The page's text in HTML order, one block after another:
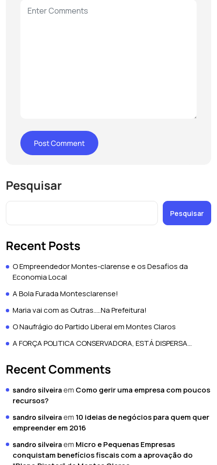
Pesquisar
Pesquisar
Recent Posts
O Empreendedor Montes-clarense e os Desafios da
Economia Local
A Bola Furada Montesclarense!
Maria vai com as Outras…..Na Prefeitura!
O Naufrágio do Partido Liberal em Montes Claros
A FORÇA POLITICA CONSERVADORA, ESTÁ DISPERSA…
Recent Comments
sandro silveiraem Como gerir uma empresa com poucos
recursos?
sandro silveiraem 10 ideias de negócios para quem quer
empreender em 2016
sandro silveiraem Micro e Pequenas Empresas
conquistam benefícios fiscais com a aprovação do